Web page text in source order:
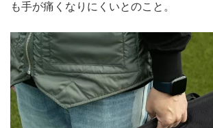
も手が痛くなりにくいとのこと。